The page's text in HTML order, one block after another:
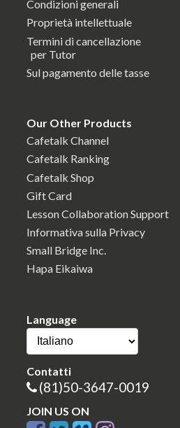
Condizioni generali
Proprietà intellettuale
Termini di cancellazione
per Tutor
Sul pagamento delle tasse
Our Other Products
Cafetalk Channel
Cafetalk Ranking
Cafetalk Shop
Gift Card
Lesson Collaboration Support
Informativa sulla Privacy
Small Bridge Inc.
Hapa Eikaiwa
Language
Contatti
(81)50-3647-0019
JOIN US ON